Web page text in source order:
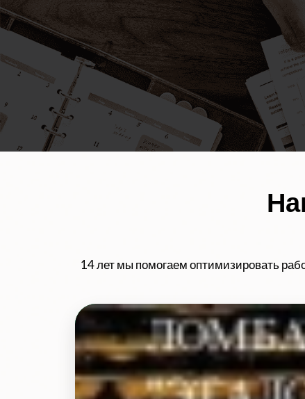
14 лет мы помогаем оптимизировать